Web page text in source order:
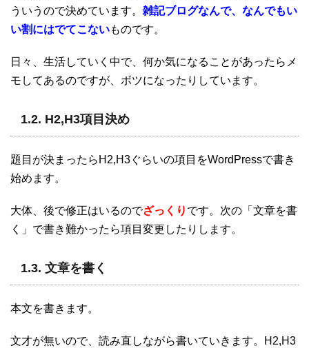
ういうので決めています。 雑記ブログなんで、なんでもい
い割にはでてこないものです。
日々、生活していく中で、何か気になることがあったらメ
モしてあるのですが、ボツになったりしています。
1.2. H2,H3項目決め
題目が決まったらH2,H3ぐらいの項目をWordPressで書き
始めます。
大体、後で修正はいるのでざっくり です。次の「文章を書
く」で書き難かったら項目変更したりします。
1.3. 文章を書く
本文を書きます。
文才が無いので、読み直しながら書いていきます。H2,H3